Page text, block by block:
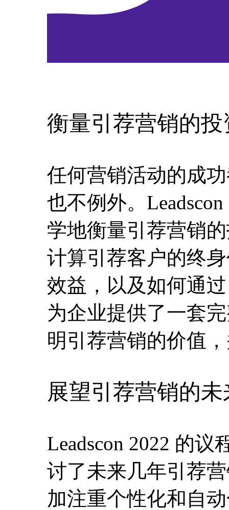
衡量引荐营销的
任何营销活动的成
也不例外。
学地衡量引荐营销
计算引荐客户的终
效益，以及如何通
为企业提供了一套
明引荐营销的价值
展望引荐营销的
Leadscon 2022 的
讨了未来几年引荐
加注重个性化和自